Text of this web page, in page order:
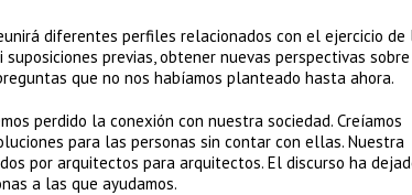
diferentes perfiles relacionados con el ejercicio de
previas, obtener nuevas perspectivas sobre
que no nos habíamos planteado hasta ahora.
perdido la conexión con nuestra sociedad. Creíamos
para las personas sin contar con ellas. Nuestra
por arquitectos para arquitectos. El discurso ha
a las que ayudamos.